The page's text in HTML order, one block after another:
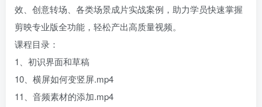
效、创意转场、各类场景成片实战案例，助力学员快速掌握
剪映专业版全功能，轻松产出高质量视频。
课程目录：
1、初识界面和草稿
10、横屏如何变竖屏.mp4
11、音频素材的添加.mp4